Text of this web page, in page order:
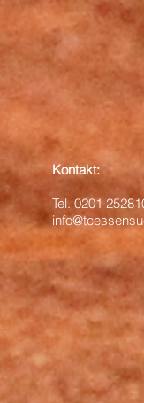
Kontakt:
Tel. 0201